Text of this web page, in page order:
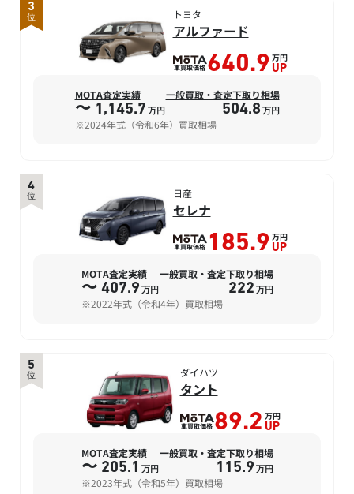
3
位 トヨタ
アルファード
車買取価格640.9 万円
UP
MOTA査定実績
〜 1,145.7 万円
一般買取・査定下取り相場
504.8 万円
※2024年式（令和6年）買取相場
4
位 日産
セレナ
車買取価格185.9 万円
UP
MOTA査定実績
〜 407.9 万円
一般買取・査定下取り相場
222 万円
※2022年式（令和4年）買取相場
5
位 ダイハツ
タント
車買取価格89.2 万円
UP
MOTA査定実績
〜 205.1 万円
一般買取・査定下取り相場
115.9 万円
※2023年式（令和5年）買取相場